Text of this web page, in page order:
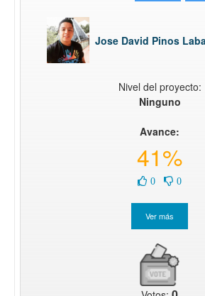
Jose David Pinos
Nivel del proyecto:
Ninguno
Avance:
41%
0 0